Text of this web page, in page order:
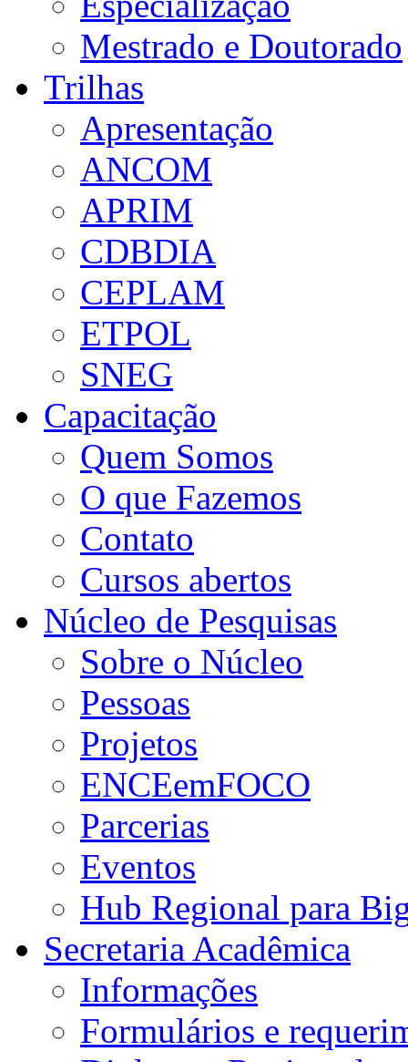
Mestrado e Doutorado
Trilhas
Apresentação
ANCOM
APRIM
CDBDIA
CEPLAM
ETPOL
SNEG
Capacitação
Quem Somos
O que Fazemos
Contato
Cursos abertos
Núcleo de Pesquisas
Sobre o Núcleo
Pessoas
Projetos
ENCEemFOCO
Parcerias
Eventos
Hub Regional para
Secretaria Acadêmica
Informações
Formulários e